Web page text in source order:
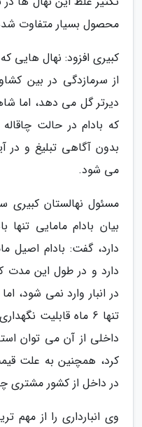
محصول بسیار متفاوت
کبیری افزود: نهال هایی
دیرتر گل می دهد، اما
که بادام در حالت
بدون آگاهی تبلیغ و در
می شود.
مسئول نهالستان کبیری
بیان بادام مامایی
دارد و در طول این مدت
در انبار وارد نمی شود،
تنها 6 ماه قابلیت
داخلی از آن می توان
کرد، همچنین به علت
در داخل از کشور مشتری
وی انبارداری را از مهم